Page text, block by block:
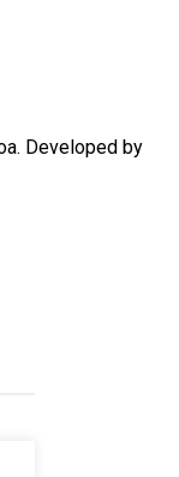
Developed by